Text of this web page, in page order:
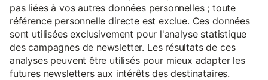
pas liées à vos autres données personnelles ; toute
référence personnelle directe est exclue. Ces données
sont utilisées exclusivement pour l'analyse statistique
des campagnes de newsletter. Les résultats de ces
analyses peuvent être utilisés pour mieux adapter les
futures newsletters aux intérêts des destinataires.